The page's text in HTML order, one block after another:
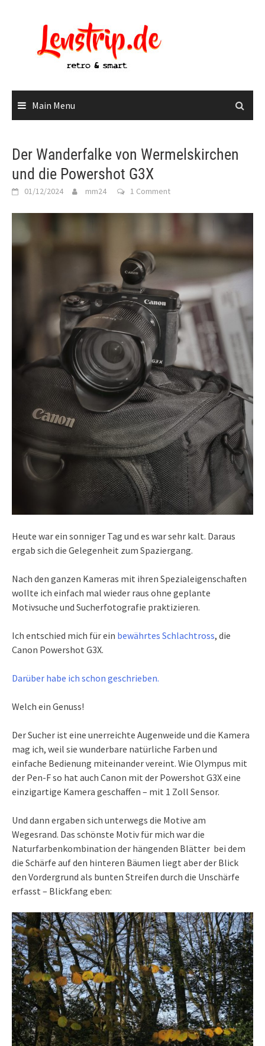
Main Menu
Der Wanderfalke von Wermelskirchen
und die Powershot G3X
01/12/2024 mm24 1 Comment
Heute war ein sonniger Tag und es war sehr kalt. Daraus
ergab sich die Gelegenheit zum Spaziergang.
Nach den ganzen Kameras mit ihren Spezialeigenschaften
wollte ich einfach mal wieder raus ohne geplante
Motivsuche und Sucherfotografie praktizieren.
Ich entschied mich für ein bewährtes Schlachtross, die
Canon Powershot G3X.
Darüber habe ich schon geschrieben.
Welch ein Genuss!
Der Sucher ist eine unerreichte Augenweide und die Kamera
mag ich, weil sie wunderbare natürliche Farben und
einfache Bedienung miteinander vereint. Wie Olympus mit
der Pen-F so hat auch Canon mit der Powershot G3X eine
einzigartige Kamera geschaffen – mit 1 Zoll Sensor.
Und dann ergaben sich unterwegs die Motive am
Wegesrand. Das schönste Motiv für mich war die
Naturfarbenkombination der hängenden Blätter bei dem
die Schärfe auf den hinteren Bäumen liegt aber der Blick
den Vordergrund als bunten Streifen durch die Unschärfe
erfasst – Blickfang eben: